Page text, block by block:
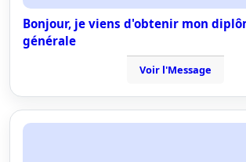
Bonjour, je viens d'obtenir mon
générale
Voir l'Message